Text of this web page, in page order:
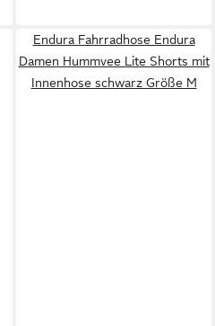
Endura Fahrradhose Endura
Damen Hummvee Lite Shorts mit
Innenhose schwarz Größe M